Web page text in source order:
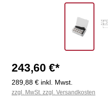
243,60 €*
289,88 € inkl. Mwst.
zzgl. MwSt. zzgl. Versandkosten